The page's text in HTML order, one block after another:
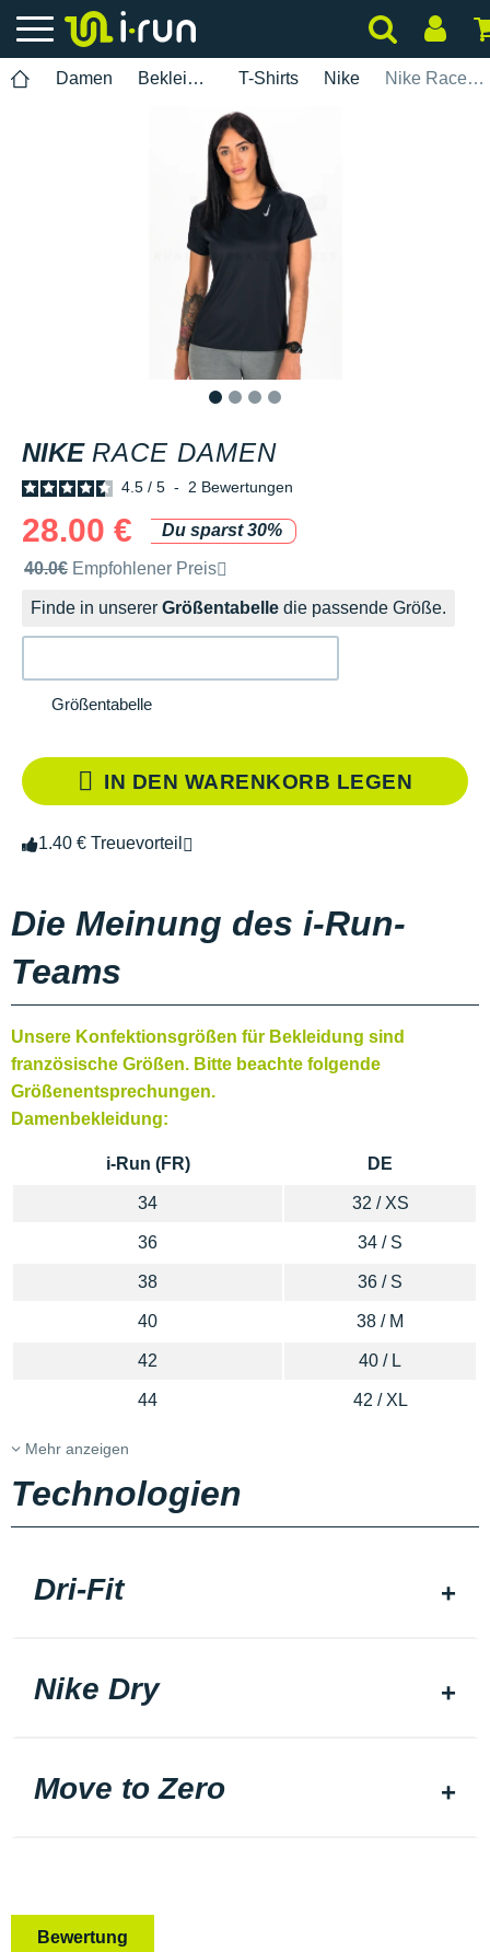
Damen Bekleidung T-Shirts Nike Nike Race Damen
NIKE RACE DAMEN
4.5 / 5 - 2 Bewertungen
28.00 €
Du sparst 30%
Unverbindliche Preisempfehlung der Marke
40.0€ Empfohlener Preis
Finde in unserer Größentabelle die passende Größe.
Größentabelle
IN DEN WARENKORB LEGEN
1.40 € Treuevorteil
Die Meinung des i-Run-
Teams
Unsere Konfektionsgrößen für Bekleidung sind
französische Größen. Bitte beachte folgende
Größenentsprechungen.
Damenbekleidung:
i-Run (FR) DE
34 32 / XS
36 34 / S
38 36 / S
40 38 / M
42 40 / L
44 42 / XL
Mehr anzeigen
Technologien
Dri-Fit
Nike Dry
Move to Zero
Bewertung